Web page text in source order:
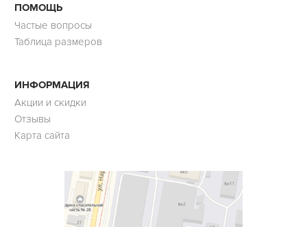
ПОМОЩЬ
Частые вопросы
Таблица размеров
ИНФОРМАЦИЯ
Акции и скидки
Отзывы
Карта сайта